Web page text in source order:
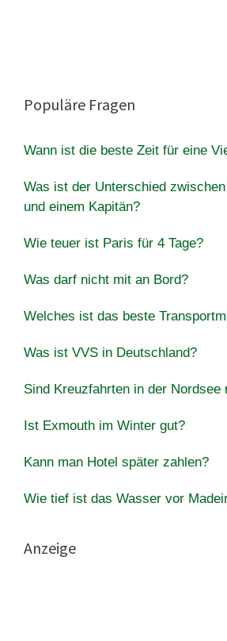
Populäre Fragen
Wann ist die beste Zeit für eine
Was ist der Unterschied
und einem Kapitän?
Wie teuer ist Paris für 4 Tage?
Was darf nicht mit an Bord?
Welches ist das beste
Was ist VVS in Deutschland?
Sind Kreuzfahrten in der Nordsee
Ist Exmouth im Winter gut?
Kann man Hotel später zahlen?
Wie tief ist das Wasser vor
Anzeige